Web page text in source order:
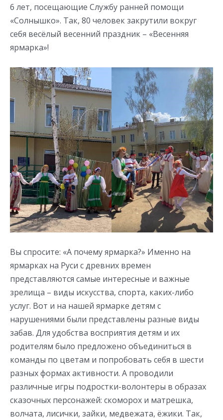
6 лет, посещающие Службу ранней помощи
«Солнышко». Так, 80 человек закрутили вокруг
себя весёлый весенний праздник – «Весенняя
ярмарка»!
Вы спросите: «А почему ярмарка?» Именно на
ярмарках на Руси с древних времен
представляются самые интересные и важные
зрелища – виды искусства, спорта, каких-либо
услуг. Вот и на нашей ярмарке детям с
нарушениями были представлены разные виды
забав. Для удобства восприятия детям и их
родителям было предложено объединиться в
команды по цветам и попробовать себя в шести
разных формах активности. А проводили
различные игры подростки-волонтеры в образах
сказочных персонажей: скоморох и матрешка,
волчата, лисички, зайки, медвежата, ёжики. Так,